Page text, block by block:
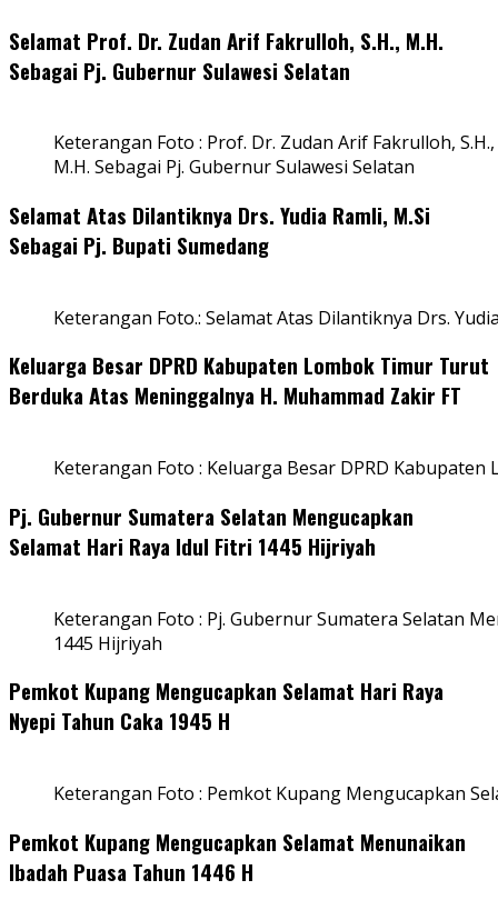
Selamat Prof. Dr. Zudan Arif Fakrulloh, S.H., M.H.
Sebagai Pj. Gubernur Sulawesi Selatan
Keterangan Foto : Prof. Dr. Zudan Arif Fakrulloh, S.H.,
M.H. Sebagai Pj. Gubernur Sulawesi Selatan
Selamat Atas Dilantiknya Drs. Yudia Ramli, M.Si
Sebagai Pj. Bupati Sumedang
Keterangan Foto.: Selamat Atas Dilantiknya Drs.
Keluarga Besar DPRD Kabupaten Lombok Timur Turut
Berduka Atas Meninggalnya H. Muhammad Zakir FT
Keterangan Foto : Keluarga Besar DPRD
Pj. Gubernur Sumatera Selatan Mengucapkan
Selamat Hari Raya Idul Fitri 1445 Hijriyah
Keterangan Foto : Pj. Gubernur Sumatera Selatan
1445 Hijriyah
Pemkot Kupang Mengucapkan Selamat Hari Raya
Nyepi Tahun Caka 1945 H
Keterangan Foto : Pemkot Kupang Mengucapkan
Pemkot Kupang Mengucapkan Selamat Menunaikan
Ibadah Puasa Tahun 1446 H